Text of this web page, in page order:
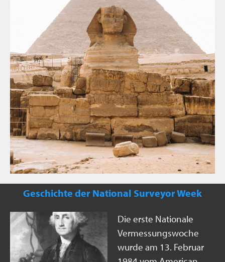
Geschichte der National Surveyor Week
Die erste Nationale
Vermessungswoche
wurde am 13. Februar